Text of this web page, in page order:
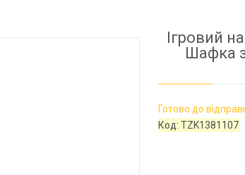
Ігровий
Шафка
Готово до
Код:TZK1381107